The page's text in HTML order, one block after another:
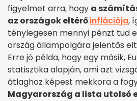
figyelmet arra, hogy a
az országok eltérőinflációja,
ténylegesen mennyi pénzt tud
ország állampolgára jelentős
Erre jó példa, hogy egy másik,
statisztika alapján, ami azt
átlaghoz képest mekkora a
Magyarország a lista utolsó